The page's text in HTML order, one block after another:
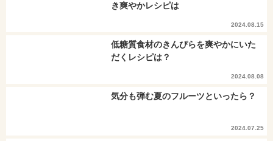
き爽やかレシピは
2024.08.15
低糖質食材のきんぴらを爽やかにいた
だくレシピは？
2024.08.08
気分も弾む夏のフルーツといったら？
2024.07.25